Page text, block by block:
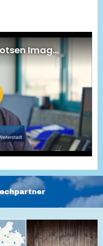
schlau
und Ehrenamt
+ Integration
aktiv
& Fortbildung
Steuern - Gut zu Wissen
rund um dein Ehrenamt
Fakten aus Hessen